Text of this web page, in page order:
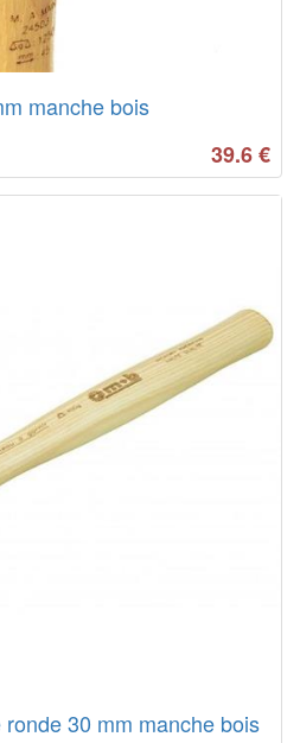
manche bois
39.6€
30 mm manche bois